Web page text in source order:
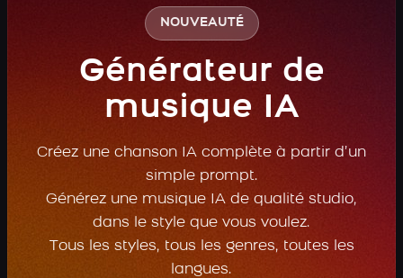
NOUVEAUTÉ
Générateur de
musique IA
Créez une chanson IA complète à partir d’un
simple prompt.
Générez une musique IA de qualité studio,
dans le style que vous voulez.
Tous les styles, tous les genres, toutes les
langues.